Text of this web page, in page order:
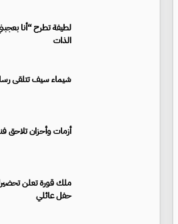
لطيفة تطرح “أنا
الذات
شيماء سيف تتلقى
أزمات وأحزان تلاحق
ملك قورة تعلن
حفل عائلي